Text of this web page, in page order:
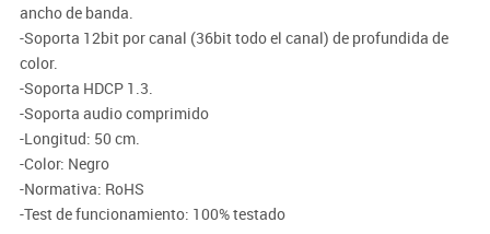
ancho de banda.
-Soporta 12bit por canal (36bit todo el canal) de profundida de
color.
-Soporta HDCP 1.3.
-Soporta audio comprimido
-Longitud: 50 cm.
-Color: Negro
-Normativa: RoHS
-Test de funcionamiento: 100% testado